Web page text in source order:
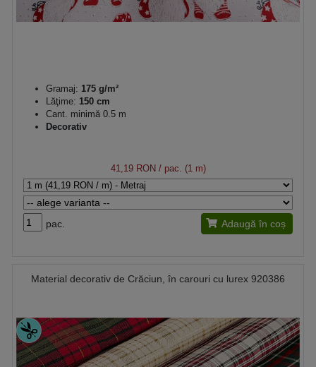
Gramaj: 175 g/m²
Lăţime: 150 cm
Cant. minimă 0.5 m
Decorativ
41,19 RON/ pac. (1 m)
pac. Adaugă în coș
Material decorativ de Crăciun, în carouri cu lurex 920386